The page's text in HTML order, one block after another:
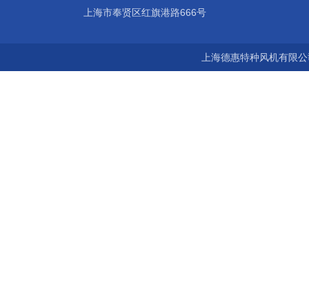
上海市奉贤区红旗港路666号
上海德惠特种风机有限